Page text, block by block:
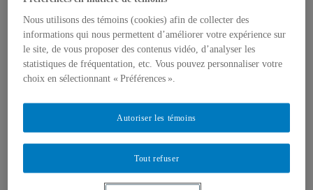
Profils
Profil Création
Profil Recherche intervention
Recherche création
Unités de recherche
Groupes de recherche
Espaces étudiants
Informatique
Sculpture
Art d’impression
Photographie
Nous utilisons des témoins (cookies) afin de collecter des
informations qui nous permettent d’améliorer votre expérience sur
le site, de vous proposer des contenus vidéo, d’analyser les
statistiques de fréquentation, etc. Vous pouvez personnaliser votre
choix en sélectionnant « Préférences ».
Tout refuser
Autoriser les témoins